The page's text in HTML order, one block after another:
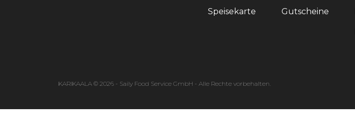
Speisekarte Gutscheine
KARIKAALA © 2026 - Saily Food Service GmbH - Alle Rechte vorbehalten.